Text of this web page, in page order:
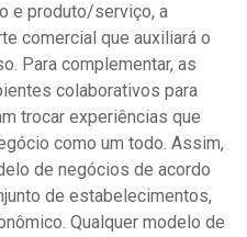
e produto/serviço, a
comercial que auxiliará o
Para complementar, as
colaborativos para
trocar experiências que
como um todo. Assim,
de negócios de acordo
de estabelecimentos,
Qualquer modelo de